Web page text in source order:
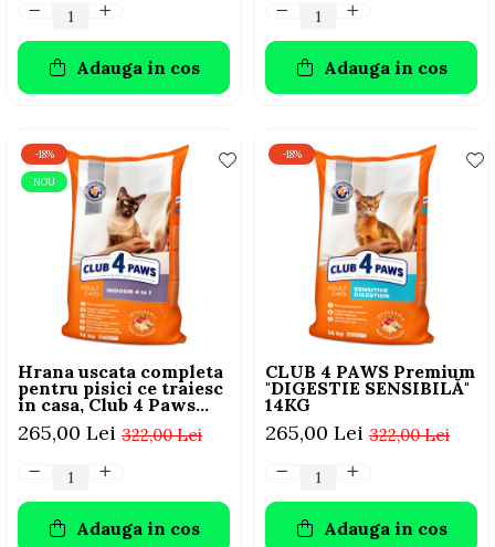
Adauga in cos Adauga in cos
-18%
NOU
Hrana uscata completa
pentru pisici ce traiesc
in casa, Club 4 Paws
Premium Indoor, 14kg
322,00 Lei
265,00 Lei
Adauga in cos
-18%
CLUB 4 PAWS Premium
"DIGESTIE SENSIBILĂ"
14KG
322,00 Lei
265,00 Lei
Adauga in cos